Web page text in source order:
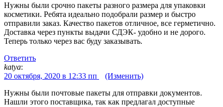
Нужны были срочно пакеты разного размера для упаковки
косметики. Ребята идеально подобрали размер и быстро
отправили заказ. Качество пакетов отличное, все герметично.
Доставка через пункты выдачи СДЭК- удобно и не дорого.
Теперь только через вас буду заказывать.
Ответить
katya:
20 октября, 2020 в 12:33 пп
(Изменить)
Нужны были почтовые пакеты для отправки документов.
Нашли этого поставщика, так как предлагал доступные